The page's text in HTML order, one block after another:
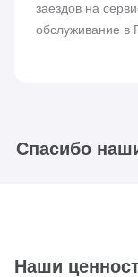
заездов на
обслуживание в
Спасибо
Наши